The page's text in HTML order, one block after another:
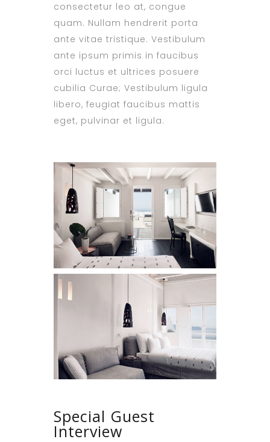
consectetur leo at, congue
quam. Nullam hendrerit porta
ante vitae tristique. Vestibulum
ante ipsum primis in faucibus
orci luctus et ultrices posuere
cubilia Curae; Vestibulum ligula
libero, feugiat faucibus mattis
eget, pulvinar et ligula.
Special Guest
Interview